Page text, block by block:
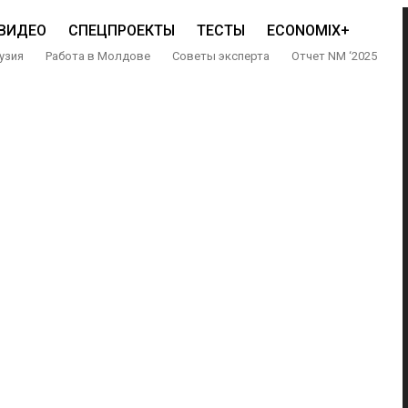
СПЕЦПРОЕКТЫ ТЕСТЫ ECONOMIX+
Работа в Молдове Советы эксперта Отчет NM ‘2025